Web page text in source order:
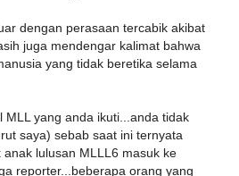
dengan perasaan tercabik akibat
juga mendengar kalimat bahwa
yang tidak beretika selama
MLL yang anda ikuti...anda tidak
saya) sebab saat ini ternyata
lulusan MLLL6 masuk ke
reporter...beberapa orang yang